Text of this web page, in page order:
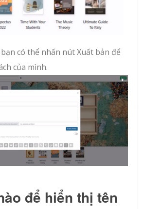
có thể nhấn nút Xuất bản để
của mình.
để hiển thị tên